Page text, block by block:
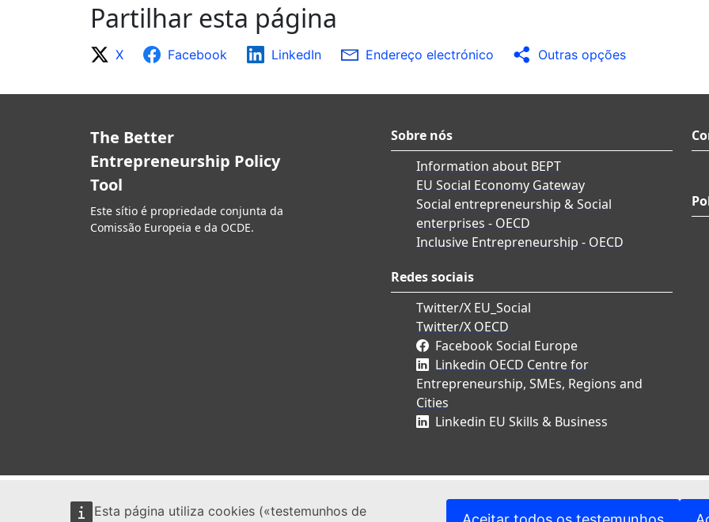
Esta página utiliza cookies («testemunhos de
Partilhar esta página
X Facebook LinkedIn Endereço electrónico Outras opções
The Better
Entrepreneurship Policy
Tool
Este sítio é propriedade conjunta da
Comissão Europeia e da OCDE.
Sobre nós
Information about BEPT
EU Social Economy Gateway
Social entrepreneurship & Social
enterprises - OECD
Inclusive Entrepreneurship - OECD
Redes sociais
Twitter/X EU_Social
Twitter/X OECD
Facebook Social Europe
Linkedin OECD Centre for
Entrepreneurship, SMEs, Regions and
Cities
Linkedin EU Skills & Business